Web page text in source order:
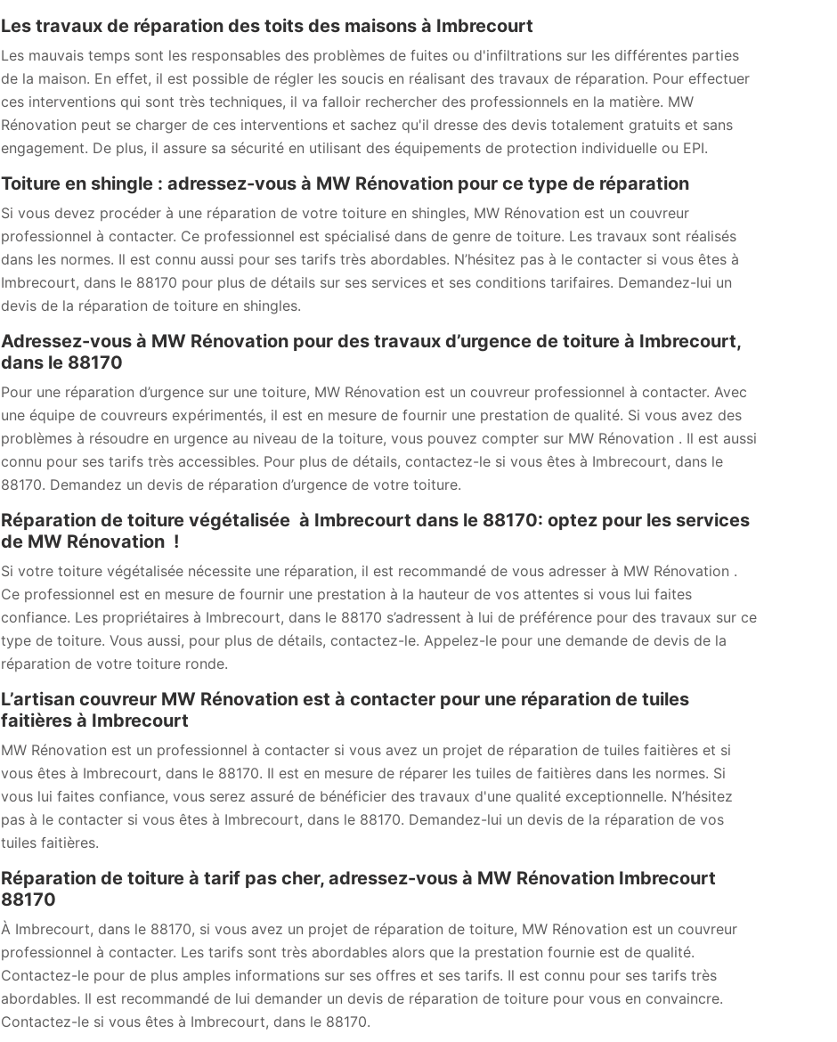
Les travaux de réparation des toits des maisons à Imbrecourt
Les mauvais temps sont les responsables des problèmes de fuites ou d'infiltrations sur les différentes parties
de la maison. En effet, il est possible de régler les soucis en réalisant des travaux de réparation. Pour effectuer
ces interventions qui sont très techniques, il va falloir rechercher des professionnels en la matière. MW
Rénovation peut se charger de ces interventions et sachez qu'il dresse des devis totalement gratuits et sans
engagement. De plus, il assure sa sécurité en utilisant des équipements de protection individuelle ou EPI.
Toiture en shingle : adressez-vous à MW Rénovation pour ce type de réparation
Si vous devez procéder à une réparation de votre toiture en shingles, MW Rénovation est un couvreur
professionnel à contacter. Ce professionnel est spécialisé dans de genre de toiture. Les travaux sont réalisés
dans les normes. Il est connu aussi pour ses tarifs très abordables. N’hésitez pas à le contacter si vous êtes à
Imbrecourt, dans le 88170 pour plus de détails sur ses services et ses conditions tarifaires. Demandez-lui un
devis de la réparation de toiture en shingles.
Adressez-vous à MW Rénovation pour des travaux d’urgence de toiture à Imbrecourt,
dans le 88170
Pour une réparation d’urgence sur une toiture, MW Rénovation est un couvreur professionnel à contacter. Avec
une équipe de couvreurs expérimentés, il est en mesure de fournir une prestation de qualité. Si vous avez des
problèmes à résoudre en urgence au niveau de la toiture, vous pouvez compter sur MW Rénovation . Il est aussi
connu pour ses tarifs très accessibles. Pour plus de détails, contactez-le si vous êtes à Imbrecourt, dans le
88170. Demandez un devis de réparation d’urgence de votre toiture.
Réparation de toiture végétalisée à Imbrecourt dans le 88170: optez pour les services
de MW Rénovation !
Si votre toiture végétalisée nécessite une réparation, il est recommandé de vous adresser à MW Rénovation .
Ce professionnel est en mesure de fournir une prestation à la hauteur de vos attentes si vous lui faites
confiance. Les propriétaires à Imbrecourt, dans le 88170 s’adressent à lui de préférence pour des travaux sur ce
type de toiture. Vous aussi, pour plus de détails, contactez-le. Appelez-le pour une demande de devis de la
réparation de votre toiture ronde.
L’artisan couvreur MW Rénovation est à contacter pour une réparation de tuiles
faitières à Imbrecourt
MW Rénovation est un professionnel à contacter si vous avez un projet de réparation de tuiles faitières et si
vous êtes à Imbrecourt, dans le 88170. Il est en mesure de réparer les tuiles de faitières dans les normes. Si
vous lui faites confiance, vous serez assuré de bénéficier des travaux d'une qualité exceptionnelle. N’hésitez
pas à le contacter si vous êtes à Imbrecourt, dans le 88170. Demandez-lui un devis de la réparation de vos
tuiles faitières.
Réparation de toiture à tarif pas cher, adressez-vous à MW Rénovation Imbrecourt
88170
À Imbrecourt, dans le 88170, si vous avez un projet de réparation de toiture, MW Rénovation est un couvreur
professionnel à contacter. Les tarifs sont très abordables alors que la prestation fournie est de qualité.
Contactez-le pour de plus amples informations sur ses offres et ses tarifs. Il est connu pour ses tarifs très
abordables. Il est recommandé de lui demander un devis de réparation de toiture pour vous en convaincre.
Contactez-le si vous êtes à Imbrecourt, dans le 88170.